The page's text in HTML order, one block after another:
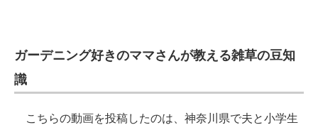
エネルギーの専門メディア
ガーデニング好きのママさんが教える雑草の豆知
識
こちらの動画を投稿したのは、神奈川県で夫と小学生